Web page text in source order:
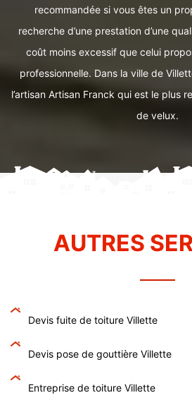
recommandée si vous êtes un
recherche d’une prestation d’une
coût moins excessif que celui
professionnelle. Dans la ville de
l’artisan Artisan Franck qui est le plus
de velux.
AUTRES
Devis fuite de toiture Villette
Devis pose de gouttière Villette
Entreprise de toiture Villette